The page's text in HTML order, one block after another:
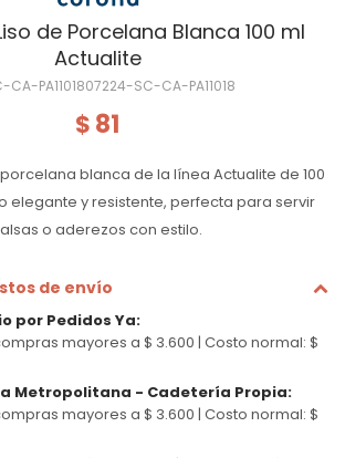
de Porcelana Blanca 100 ml
Actualite
CA-PA1101807224-SC-CA-PA11018
$ 81
blanca de la línea Actualite de 100
elegante y resistente, perfecta para servir
o aderezos con estilo.
de envío
por Pedidos Ya:
mayores a $ 3.600 | Costo normal: $
Metropolitana - Cadetería Propia:
mayores a $ 3.600 | Costo normal: $